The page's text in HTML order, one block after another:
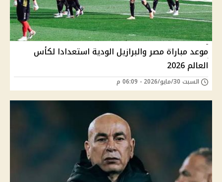
موعد مباراة مصر والبرازيل الودية استعدادا لكأس
العالم 2026
السبت 30/مايو/2026 - 06:09 م